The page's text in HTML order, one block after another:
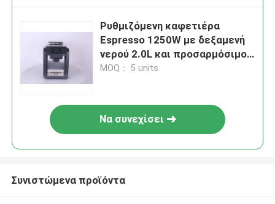
Ρυθμιζόμενη καφετιέρα
Espresso 1250W με δεξαμενή
νερού 2.0L και προσαρμόσιμο
έλεγχο θερμοκρασίας
MOQ： 5 units
Να συνεχίσει
Συνιστώμενα προϊόντα